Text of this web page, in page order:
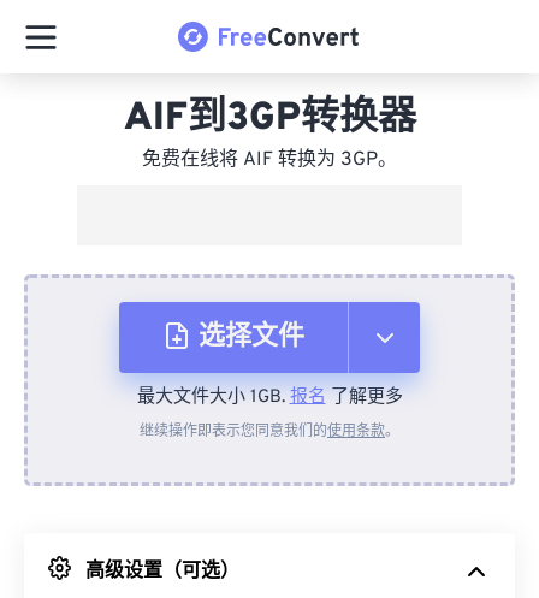
AIF到3GP转换器
免费在线将 AIF 转换为 3GP。
选择文件
从设备
来自 Google Drive
最大文件大小 1GB.报名了解更多
继续操作即表示您同意我们的使用条款。
高级设置（可选）